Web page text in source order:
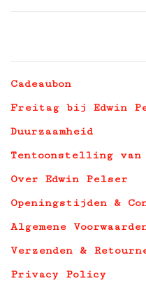
Cadeaubon
Freitag bij Edwin
Duurzaamheid
Tentoonstelling
Over Edwin Pelser
Openingstijden &
Algemene
Verzenden &
Privacy Policy